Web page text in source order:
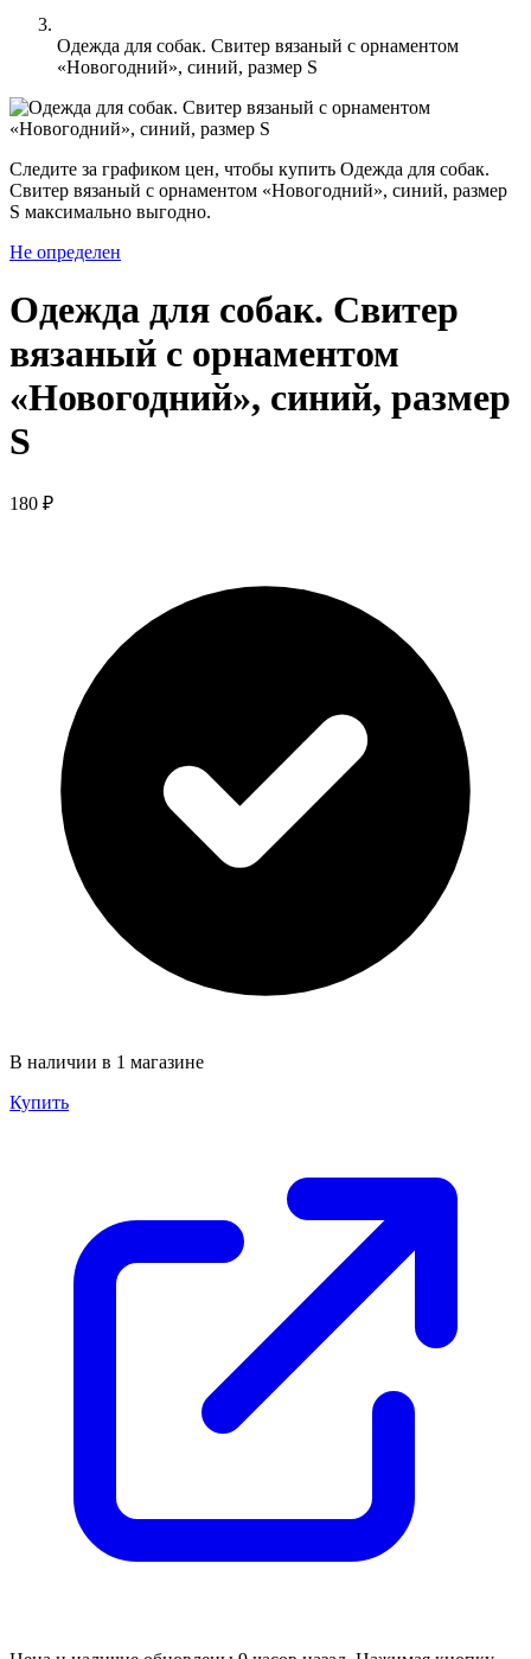
Одежда для собак. Свитер вязаный с орнаментом
«Новогодний», синий, размер S
Следите за графиком цен, чтобы купить Одежда для собак.
Свитер вязаный с орнаментом «Новогодний», синий, размер
S максимально выгодно.
Не определен
Одежда для собак. Свитер
вязаный с орнаментом
«Новогодний», синий, размер
S
180 ₽
В наличии в 1 магазине
Купить